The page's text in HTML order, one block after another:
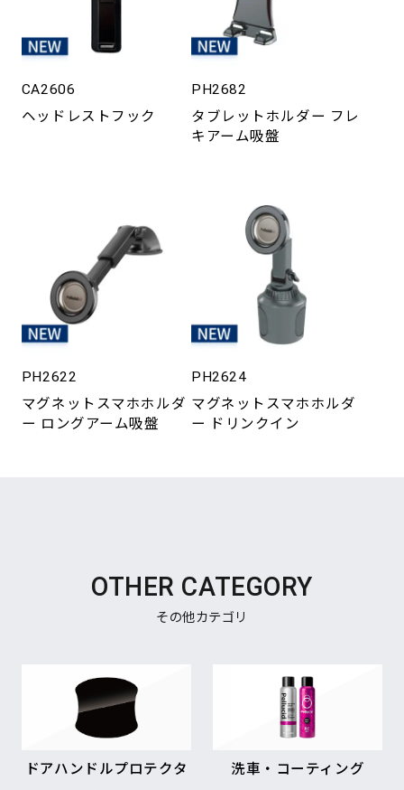
CA2606
ヘッドレストフック
PH2682
タブレットホルダー フレ
キアーム吸盤
PH2622
マグネットスマホホルダ
ー ロングアーム吸盤
PH2624
マグネットスマホホルダ
ー ドリンクイン
OTHER CATEGORY
その他カテゴリ
ドアハンドルプロテクタ
洗車・コーティング